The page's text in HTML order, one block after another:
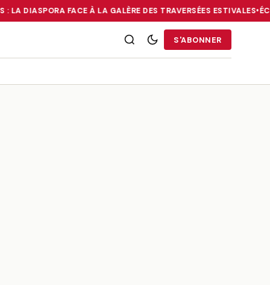
LA DIASPORA FACE À LA GALÈRE DES TRAVERSÉES ESTIVALES•
: LA DIASPORA FACE À LA GALÈRE DES TRAVERSÉES
S'ABONNER